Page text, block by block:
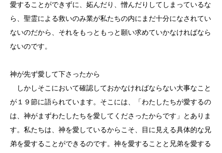
愛することができずに、妬んだり、憎んだりしてしまっているな
ら、聖霊による救いのみ業が私たちの内にまだ十分になされてい
ないのだから、それをもっともっと願い求めていかなければなら
ないのです。
神が先ず愛して下さったから
しかしそこにおいて確認しておかなければならない大事なこと
が１９節に語られています。そこには、「わたしたちが愛するの
は、神がまずわたしたちを愛してくださったからです」とありま
す。私たちは、神を愛しているからこそ、目に見える具体的な兄
弟を愛することができるのです。神を愛することと兄弟を愛する